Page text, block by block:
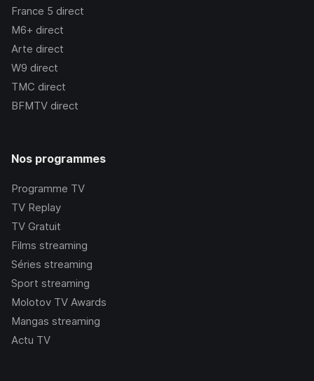
France 5 direct
M6+ direct
Arte direct
W9 direct
TMC direct
BFMTV direct
Nos programmes
Programme TV
TV Replay
TV Gratuit
Films streaming
Séries streaming
Sport streaming
Molotov TV Awards
Mangas streaming
Actu TV